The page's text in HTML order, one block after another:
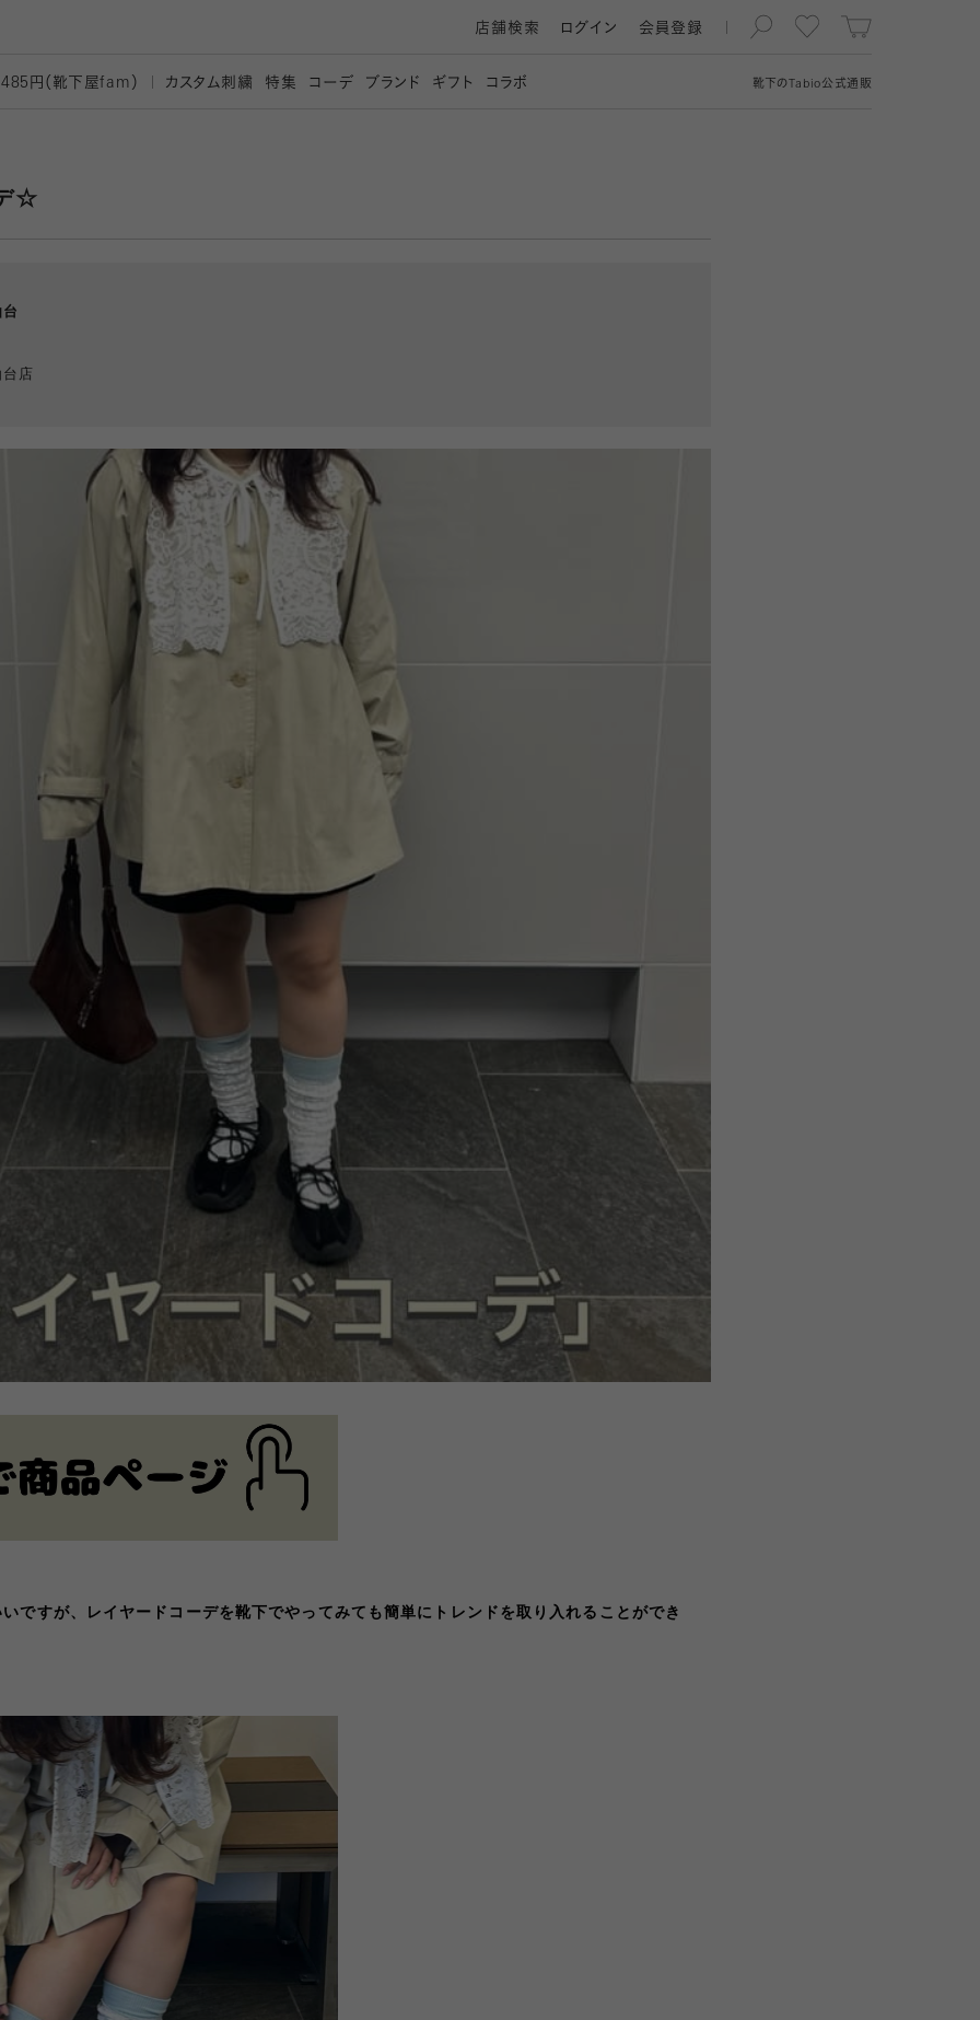
靴下の Tabio公式通販
店舗検索 ログイン 会員登録
円（靴下屋fam） カスタム刺繍 特集 コーデ ブランド ギフト コラボ
☆
店
ですが、レイヤードコーデを靴下でやってみても簡単にトレンドを取り入れることができ